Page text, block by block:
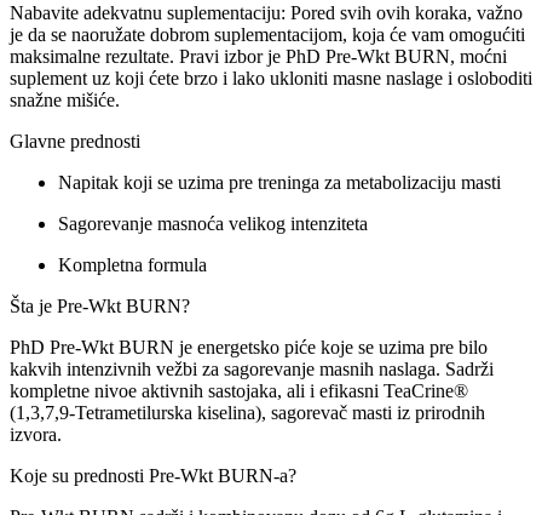
Nabavite adekvatnu suplementaciju: Pored svih ovih koraka, važno
je da se naoružate dobrom suplementacijom, koja će vam omogućiti
maksimalne rezultate. Pravi izbor je PhD Pre-Wkt BURN, moćni
suplement uz koji ćete brzo i lako ukloniti masne naslage i osloboditi
snažne mišiće.
Glavne prednosti
Napitak koji se uzima pre treninga za metabolizaciju masti
Sagorevanje masnoća velikog intenziteta
Kompletna formula
Šta je Pre-Wkt BURN?
PhD Pre-Wkt BURN je energetsko piće koje se uzima pre bilo
kakvih intenzivnih vežbi za sagorevanje masnih naslaga. Sadrži
kompletne nivoe aktivnih sastojaka, ali i efikasni TeaCrine®
(1,3,7,9-Tetrametilurska kiselina), sagorevač masti iz prirodnih
izvora.
Koje su prednosti Pre-Wkt BURN-a?